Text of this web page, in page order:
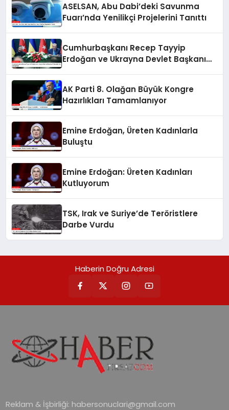
ASELSAN, Abu Dabi’deki Savunma
Fuarı’nda Yenilikçi Projelerini Tanıttı
Cumhurbaşkanı Recep Tayyip
Erdoğan ve Ukrayna Devlet Başkanı
AK Parti 8. Olağan Büyük Kongre
Hazırlıkları Tamamlanıyor
Emine Erdoğan, Üreten Kadınlarla
Buluştu
Emine Erdoğan: Üreten Kadınları
Kutluyorum
TSK, Irak ve Suriye’de Teröristlere
Darbe Vurdu
Haberin Doğru Adresi
Reklam & İşbirliği: habersonuclari@gmail.com